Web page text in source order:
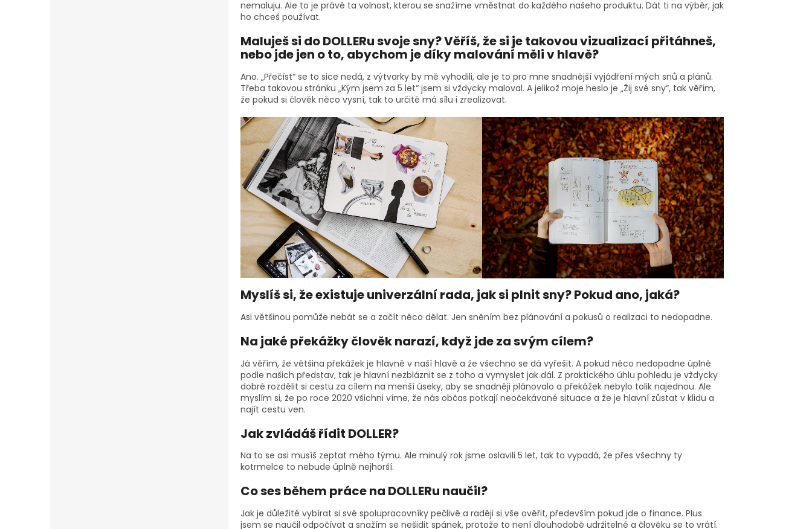
nemaluju. Ale to je právě ta volnost, kterou se snažíme vměstnat do každého našeho produktu. Dát ti na výběr, jak
ho chceš používat.
Maluješ si do DOLLERu svoje sny? Věříš, že si je takovou vizualizací přitáhneš,
nebo jde jen o to, abychom je díky malování měli v hlavě?
Ano. „Přečíst“ se to sice nedá, z výtvarky by mě vyhodili, ale je to pro mne snadnější vyjádření mých snů a plánů.
Třeba takovou stránku „Kým jsem za 5 let“ jsem si vždycky maloval. A jelikož moje heslo je „Žij své sny“, tak věřím,
že pokud si člověk něco vysní, tak to určitě má sílu i zrealizovat.
Myslíš si, že existuje univerzální rada, jak si plnit sny? Pokud ano, jaká?
Asi většinou pomůže nebát se a začít něco dělat. Jen sněním bez plánování a pokusů o realizaci to nedopadne.
Na jaké překážky člověk narazí, když jde za svým cílem?
Já věřím, že většina překážek je hlavně v naší hlavě a že všechno se dá vyřešit. A pokud něco nedopadne úplně
podle našich představ, tak je hlavní nezbláznit se z toho a vymyslet jak dál. Z praktického úhlu pohledu je vždycky
dobré rozdělit si cestu za cílem na menší úseky, aby se snadněji plánovalo a překážek nebylo tolik najednou. Ale
myslím si, že po roce 2020 všichni víme, že nás občas potkají neočekávané situace a že je hlavní zůstat v klidu a
najít cestu ven.
Jak zvládáš řídit DOLLER?
Na to se asi musíš zeptat mého týmu. Ale minulý rok jsme oslavili 5 let, tak to vypadá, že přes všechny ty
kotrmelce to nebude úplně nejhorší.
Co ses během práce na DOLLERu naučil?
Jak je důležité vybírat si své spolupracovníky pečlivě a raději si vše ověřit, především pokud jde o finance. Plus
jsem se naučil odpočívat a snažím se nešidit spánek, protože to není dlouhodobě udržitelné a člověku se to vrátí.